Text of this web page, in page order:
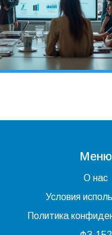
Меню
О нас
Условия
Политика